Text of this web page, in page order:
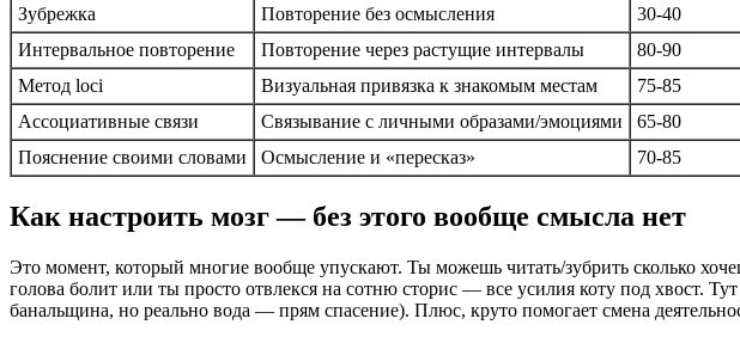
Зубрежка
Повторение без осмысления 30-40
Интервальное повторение
Повторение через растущие интервалы 80-90
Метод loci
Визуальная привязка к знакомым местам 75-85
Ассоциативные связи
Связывание с личными образами/эмоциями 65-80
Пояснение своими словами
Осмысление и «пересказ» 70-85
Как настроить мозг — без этого вообще смысла нет
Это момент, который многие вообще упускают. Ты можешь читать/зубрить сколько
голова болит или ты просто отвлекся на сотню сторис — все усилия коту под хвост.
банальщина, но реально вода — прям спасение). Плюс, круто помогает смена